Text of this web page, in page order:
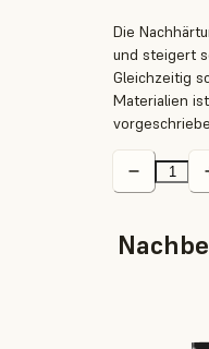
Die
und steigert
Gleichzeitig
Materialien